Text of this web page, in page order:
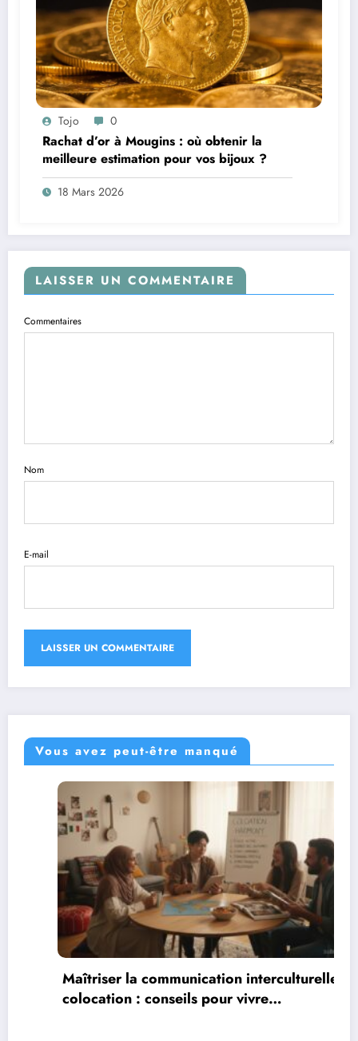
Tojo 0
Rachat d’or à Mougins : où obtenir la
meilleure estimation pour vos bijoux ?
18 Mars 2026
LAISSER UN COMMENTAIRE
Commentaires
Nom
E-mail
Vous avez peut-être manqué
Maîtriser la communication interculturelle en
colocation : conseils pour vivre